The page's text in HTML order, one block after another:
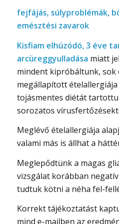
fejfájás, súlyproblémák,
emésztési zavarok
Kisfiam elhúzódó, 3 éve
arcüreggyulladása miatt
mindent kipróbáltunk,
megállapított
tojásmentes diétát
sorozatos
Meglévő ételallergiája
valami más is állhat a
Meglepődtünk a magas
vizsgálat korábban
tudtuk kötni a néha fel-
Korrekt tájékoztatást
mind e-mailben az